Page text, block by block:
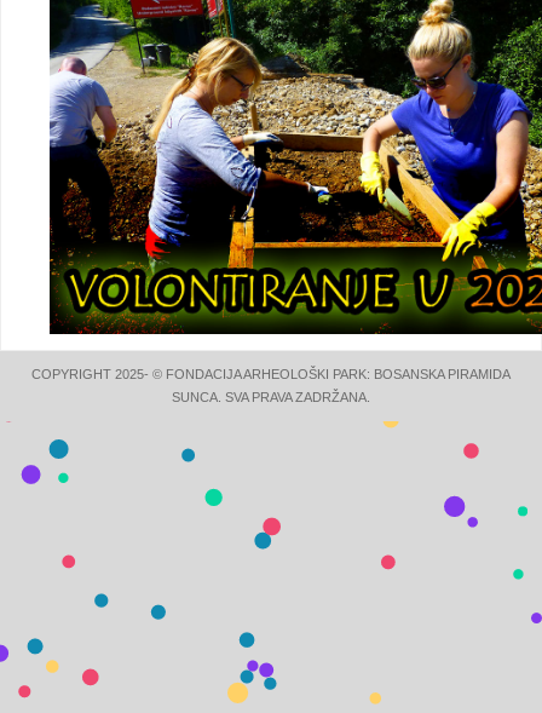
COPYRIGHT 2025- © FONDACIJA ARHEOLOŠKI PARK: BOSANSKA PIRAMIDA
SUNCA. SVA PRAVA ZADRŽANA.